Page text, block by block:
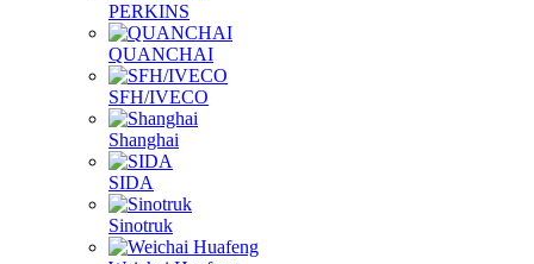
PERKINS
QUANCHAI
SFH/IVECO
Shanghai
SIDA
Sinotruk